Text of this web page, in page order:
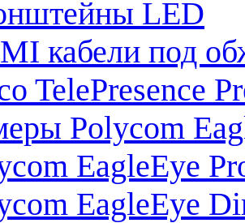
LED
кабели под
TelePresence
Polycom
EagleEye
EagleEye